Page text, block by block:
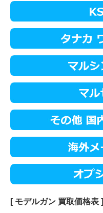
[ モデルガン 買取価格表 ]